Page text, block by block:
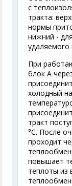
с
тракта:
нормы
нижний -
удаляемого
При
блок А
холодный
тракт
°С. После
проходит
повышает
теплоты из